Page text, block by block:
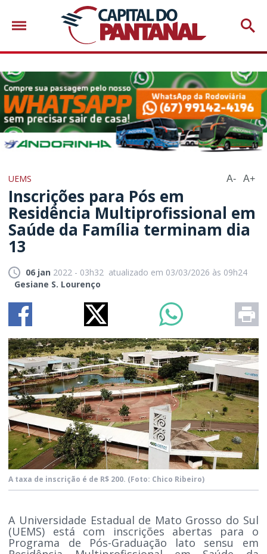
UEMS A- A+
Inscrições para Pós em
Residência Multiprofissional em
Saúde da Família terminam dia
13
06 jan 2022 - 03h32 atualizado em 03/03/2026 às 09h24
Gesiane S. Lourenço
A taxa de inscrição é de R$ 200. (Foto: Chico Ribeiro)
A Universidade Estadual de Mato Grosso do Sul
(UEMS) está com inscrições abertas para o
Programa de Pós-Graduação lato sensu em